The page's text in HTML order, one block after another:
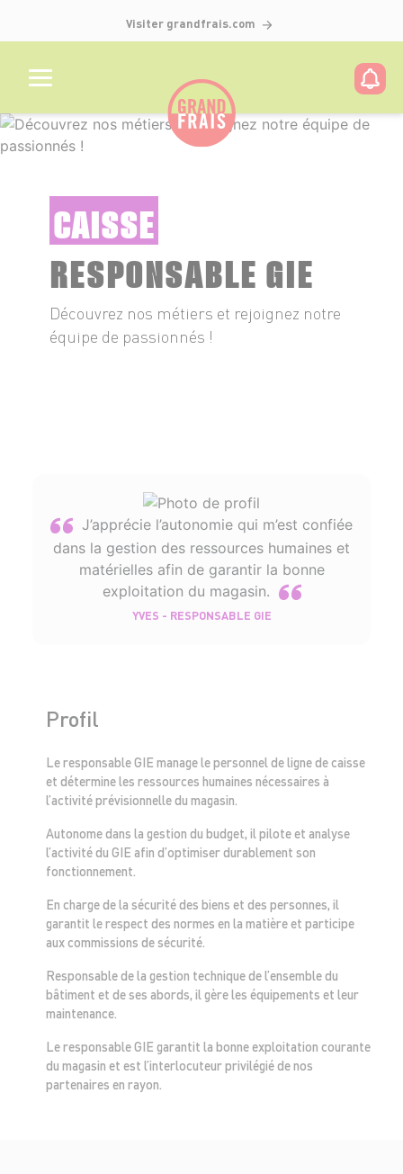
Visiter grandfrais.com
CAISSE
RESPONSABLE GIE
Découvrez nos métiers et rejoignez notre
équipe de passionnés !
J’apprécie l’autonomie qui m’est confiée
dans la gestion des ressources humaines et
matérielles afin de garantir la bonne
exploitation du magasin.
YVES - RESPONSABLE GIE
Profil
Le responsable GIE manage le personnel de ligne de caisse
et détermine les ressources humaines nécessaires à
l’activité prévisionnelle du magasin.
Autonome dans la gestion du budget, il pilote et analyse
l’activité du GIE afin d’optimiser durablement son
fonctionnement.
En charge de la sécurité des biens et des personnes, il
garantit le respect des normes en la matière et participe
aux commissions de sécurité.
Responsable de la gestion technique de l’ensemble du
bâtiment et de ses abords, il gère les équipements et leur
maintenance.
Le responsable GIE garantit la bonne exploitation courante
du magasin et est l’interlocuteur privilégié de nos
partenaires en rayon.